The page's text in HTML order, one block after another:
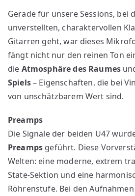
Gerade für unsere Sessions, bei
unverstellten, charaktervollen
Gitarren geht, war dieses
fängt nicht nur den reinen Ton
die Atmosphäre des Raumes
Spiels– Eigenschaften, die bei
von unschätzbarem Wert sind.
Preamps
Die Signale der beiden U47
Preamps geführt. Diese
Welten: eine moderne, extrem
State-Sektion und eine
Röhrenstufe. Bei den